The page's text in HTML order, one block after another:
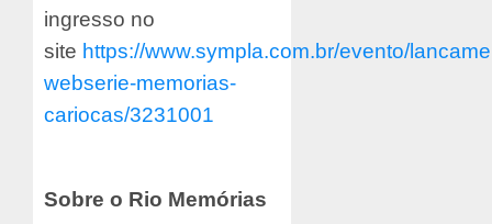
ingresso no
site https://www.sympla.com.br/evento/
webserie-memorias-
cariocas/3231001
Sobre o Rio Memórias